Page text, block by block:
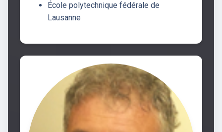
École polytechnique fédérale de
Lausanne